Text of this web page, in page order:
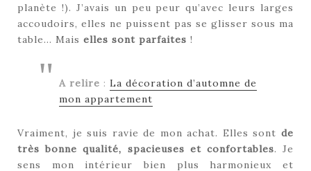
planète !). J’avais un peu peur qu’avec leurs larges
accoudoirs, elles ne puissent pas se glisser sous ma
table… Mais elles sont parfaites !
A relire : La décoration d’automne de
mon appartement
Vraiment, je suis ravie de mon achat. Elles sont de
très bonne qualité, spacieuses et confortables. Je
sens mon intérieur bien plus harmonieux et